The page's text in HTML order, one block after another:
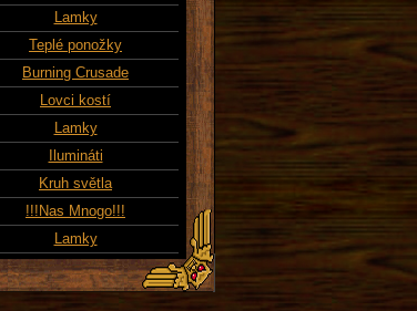
Lamky
Teplé ponožky
Burning Crusade
Lovci kostí
Lamky
Ilumináti
Kruh světla
!!!Nas Mnogo!!!
Lamky